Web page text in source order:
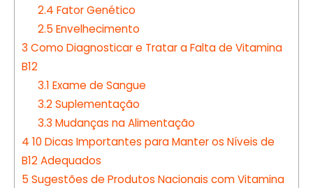
2.4 Fator Genético
2.5 Envelhecimento
3 Como Diagnosticar e Tratar a Falta de Vitamina
B12
3.1 Exame de Sangue
3.2Suplementação
3.3 Mudanças na Alimentação
4 10 Dicas Importantes para Manter os Níveis de
B12 Adequados
5 Sugestões de Produtos Nacionais com Vitamina